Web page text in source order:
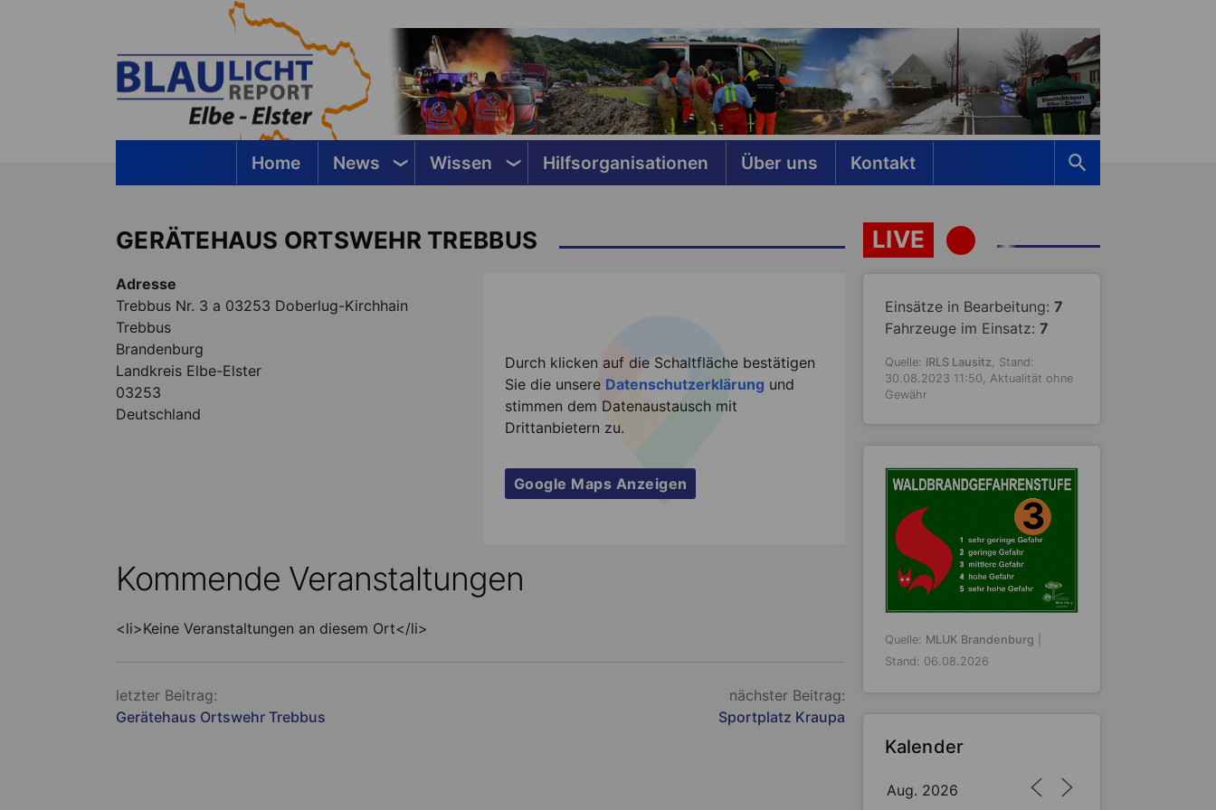
Home News Wissen Hilfsorganisationen Über uns Kontakt
GERÄTEHAUS ORTSWEHR TREBBUS
Durch klicken auf die Schaltfläche bestätigen
Sie die unsere Datenschutzerklärung und
stimmen dem Datenaustausch mit
Drittanbietern zu.
Google Maps Anzeigen
Adresse
Trebbus Nr. 3 a 03253 Doberlug-Kirchhain
Trebbus
Brandenburg
Landkreis Elbe-Elster
03253
Deutschland
Kommende Veranstaltungen
<li>Keine Veranstaltungen an diesem Ort</li>
Beitragsnavigation
letzter Beitrag:
Gerätehaus Ortswehr Trebbus
nächster Beitrag:
Sportplatz Kraupa
LIVE
Einsätze in Bearbeitung: 7
Fahrzeuge im Einsatz: 7
Quelle: IRLS Lausitz, Stand:
30.08.2023 11:50, Aktualität ohne
Gewähr
3
Quelle: MLUK Brandenburg
Stand: 06.08.2026
Kalender
Aug. 2026